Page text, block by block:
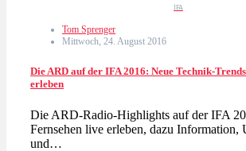
IFA
Tom Sprenger
Mittwoch, 24. August 2016
Die ARD auf der IFA 2016: Neue Technik-
erleben
Die ARD-Radio-Highlights auf der IFA
Fernsehen live erleben, dazu Information,
und…